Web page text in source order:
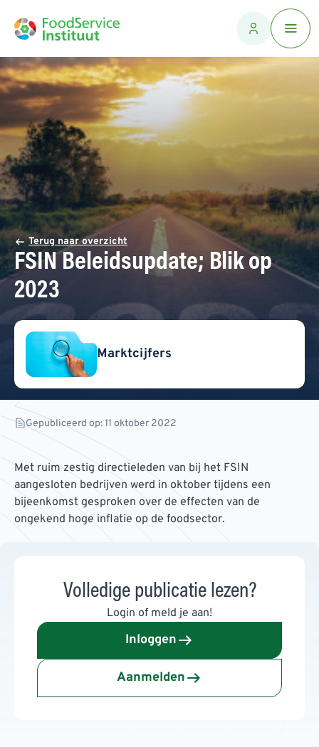
Terug naar overzicht
FSIN Beleidsupdate; Blik op
2023
Marktcijfers
Gepubliceerd op: 11 oktober 2022
Met ruim zestig directieleden van bij het FSIN
aangesloten bedrijven werd in oktober tijdens een
bijeenkomst gesproken over de effecten van de
ongekend hoge inflatie op de foodsector.
Volledige publicatie lezen?
Login of meld je aan!
Inloggen
Aanmelden